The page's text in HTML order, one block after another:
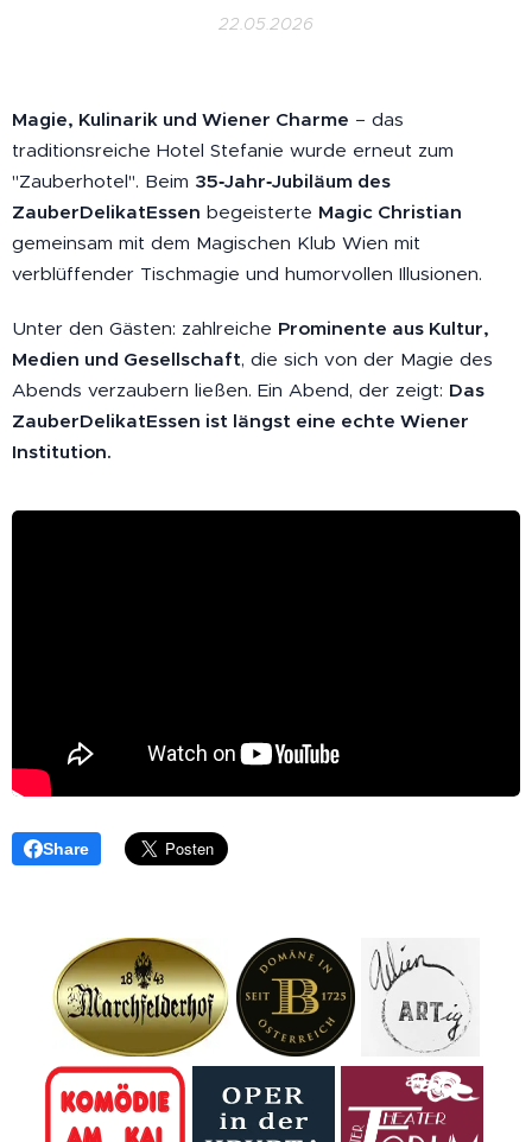
22.05.2026
Magie, Kulinarik und Wiener Charme – das
traditionsreiche Hotel Stefanie wurde erneut zum
"Zauberhotel". Beim 35‑Jahr‑Jubiläum des
ZauberDelikatEssen begeisterte Magic Christian
gemeinsam mit dem Magischen Klub Wien mit
verblüffender Tischmagie und humorvollen Illusionen.
Unter den Gästen: zahlreiche Prominente aus Kultur,
Medien und Gesellschaft, die sich von der Magie des
Abends verzaubern ließen. Ein Abend, der zeigt: Das
ZauberDelikatEssen ist längst eine echte Wiener
Institution.
Share